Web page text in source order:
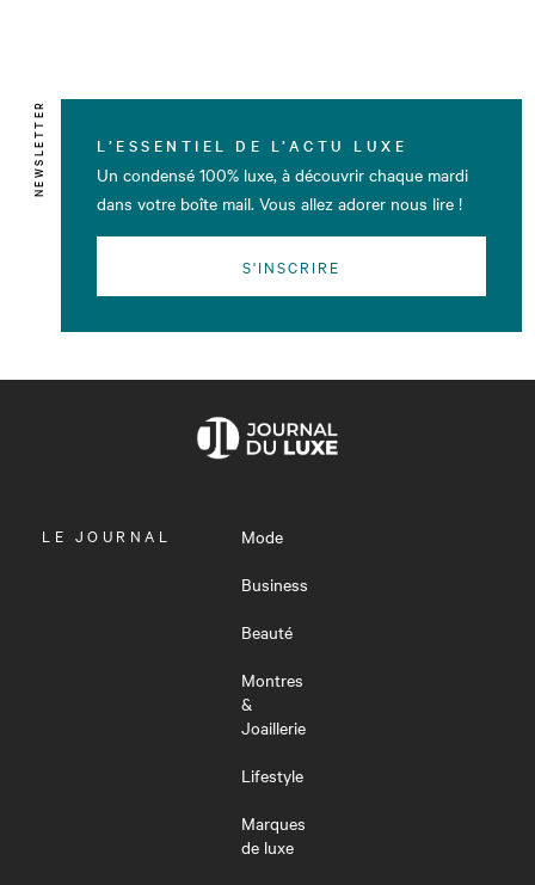
NEWSLETTER L’ESSENTIEL DE L’ACTU LUXE
Un condensé 100% luxe, à découvrir chaque mardi
dans votre boîte mail. Vous allez adorer nous lire !
S'INSCRIRE
OUVRIR
LE JOURNAL
Mode
Business
Beauté
Montres
&
Joaillerie
Lifestyle
Marques
de luxe